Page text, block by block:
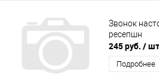
Звонок
ресепшн
245 руб. / шт
Подробнее